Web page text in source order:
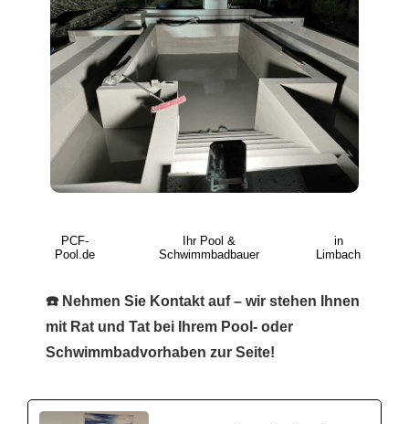
PCF-
Pool.de
Ihr Pool &
Schwimmbadbauer
in
Limbach
☎️ Nehmen Sie Kontakt auf – wir stehen Ihnen
mit Rat und Tat bei Ihrem Pool- oder
Schwimmbadvorhaben zur Seite!